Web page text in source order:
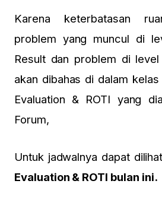
Karena keterbatasan
problem yang muncul di
Result dan problem di
akan dibahas di dalam kelas
Evaluation & ROTI yang
Forum,
Untuk jadwalnya dapat
Evaluation & ROTI bulan ini.